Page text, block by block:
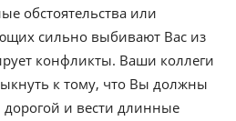
обстоятельства или
сильно выбивают Вас из
конфликты. Ваши коллеги
к тому, что Вы должны
дорогой и вести длинные